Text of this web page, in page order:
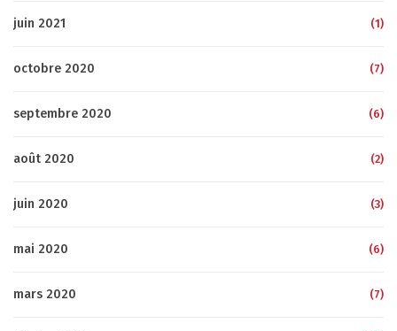
juin 2021 (1)
octobre 2020 (7)
septembre 2020 (6)
août 2020 (2)
juin 2020 (3)
mai 2020 (6)
mars 2020 (7)